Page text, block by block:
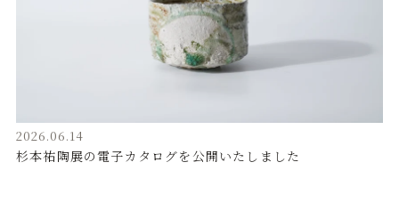
2026.06.14
杉本祐陶展の電子カタログを公開いたしました